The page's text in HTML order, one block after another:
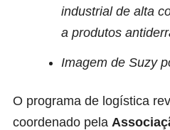
industrial de alta
a produtos
Imagem de Suzy
O programa de logística
coordenado pela